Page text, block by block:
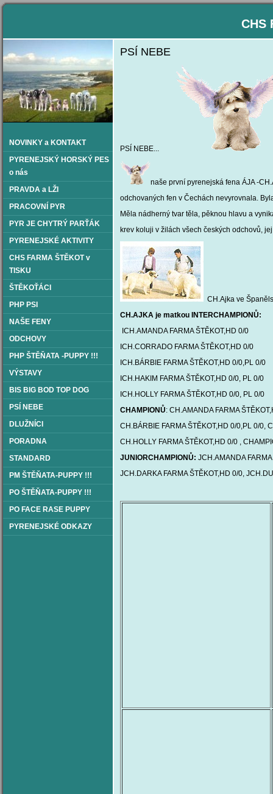
CHS
NOVINKY a KONTAKT
PYRENEJSKÝ HORSKÝ PES
o nás
PRAVDA a LŽI
PRACOVNÍ PYR
PYR JE CHYTRÝ PARŤÁK
PYRENEJSKÉ AKTIVITY
CHS FARMA ŠTĚKOT v
TISKU
ŠTĚKOŤÁCI
PHP PSI
NAŠE FENY
ODCHOVY
PHP ŠTĚŇATA -PUPPY !!!
VÝSTAVY
BIS BIG BOD TOP DOG
PSÍ NEBE
DLUŽNÍCI
PORADNA
STANDARD
PM ŠTĚŇATA-PUPPY !!!
PO ŠTĚŇATA-PUPPY !!!
PO FACE RASE PUPPY
PYRENEJSKÉ ODKAZY
PSÍ NEBE
PSÍ NEBE...
naše první pyrenejská fena ÁJA -
odchovaných fen v Čechách nevyrovnala.
Měla nádherný tvar těla, pěknou hlavu a
krev koluji v žilách všech českých odchovů,
CH.Ajka ve
CH.AJKA je matkou INTERCHAMPIONŮ:
ICH.AMANDA FARMA ŠTĚKOT,HD 0/0
ICH.CORRADO FARMA ŠTĚKOT,HD 0/0
ICH.BÁRBIE FARMA ŠTĚKOT,HD 0/0,PL 0/0
ICH.HAKIM FARMA ŠTĚKOT,HD 0/0, PL 0/0
ICH.HOLLY FARMA ŠTĚKOT,HD 0/0, PL 0/0
CHAMPIONŮ: CH.AMANDA FARMA
CH.BÁRBIE FARMA ŠTĚKOT,HD 0/0,PL 0/0,
CH.HOLLY FARMA ŠTĚKOT,HD 0/0 ,
JUNIORCHAMPIONŮ: JCH.AMANDA
JCH.DARKA FARMA ŠTĚKOT,HD 0/0,